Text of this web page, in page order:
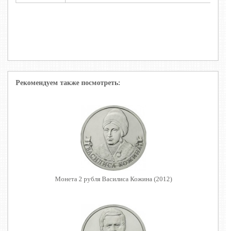
Рекомендуем также посмотреть:
Монета 2 рубля Василиса Кожина (2012)